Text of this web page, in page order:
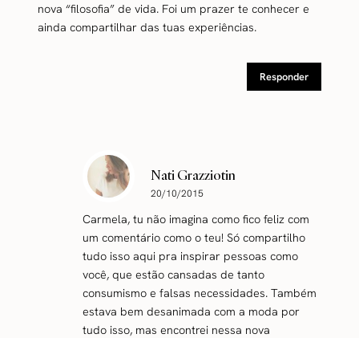
nova “filosofia” de vida. Foi um prazer te conhecer e
ainda compartilhar das tuas experiências.
Responder
Nati Grazziotin
20/10/2015
Carmela, tu não imagina como fico feliz com
um comentário como o teu! Só compartilho
tudo isso aqui pra inspirar pessoas como
você, que estão cansadas de tanto
consumismo e falsas necessidades. Também
estava bem desanimada com a moda por
tudo isso, mas encontrei nessa nova